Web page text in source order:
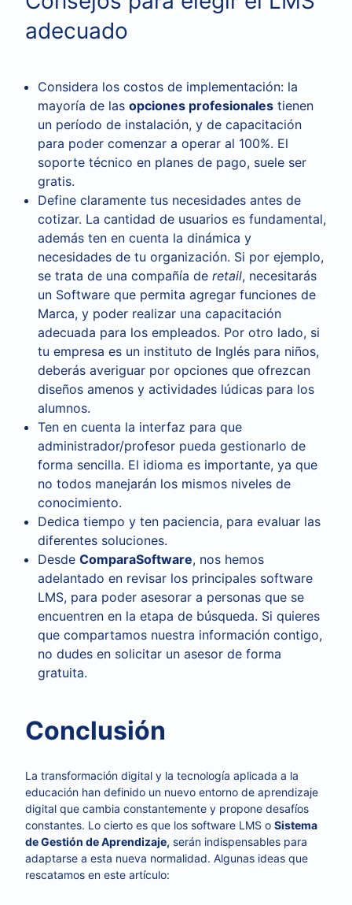
adecuado
Considera los costos de implementación: la
mayoría de las opciones profesionales tienen
un período de instalación, y de capacitación
para poder comenzar a operar al 100%. El
soporte técnico en planes de pago, suele ser
gratis.
Define claramente tus necesidades antes de
cotizar. La cantidad de usuarios es fundamental,
además ten en cuenta la dinámica y
necesidades de tu organización. Si por ejemplo,
se trata de una compañía de retail, necesitarás
un Software que permita agregar funciones de
Marca, y poder realizar una capacitación
adecuada para los empleados. Por otro lado, si
tu empresa es un instituto de Inglés para niños,
deberás averiguar por opciones que ofrezcan
diseños amenos y actividades lúdicas para los
alumnos.
Ten en cuenta la interfaz para que
administrador/profesor pueda gestionarlo de
forma sencilla. El idioma es importante, ya que
no todos manejarán los mismos niveles de
conocimiento.
Dedica tiempo y ten paciencia, para evaluar las
diferentes soluciones.
Desde ComparaSoftware, nos hemos
adelantado en revisar los principales software
LMS, para poder asesorar a personas que se
encuentren en la etapa de búsqueda. Si quieres
que compartamos nuestra información contigo,
no dudes en solicitar un asesor de forma
gratuita.
Conclusión
La transformación digital y la tecnología aplicada a la
educación han definido un nuevo entorno de aprendizaje
digital que cambia constantemente y propone desafíos
constantes. Lo cierto es que los software LMS o Sistema
de Gestión de Aprendizaje, serán indispensables para
adaptarse a esta nueva normalidad. Algunas ideas que
rescatamos en este artículo: